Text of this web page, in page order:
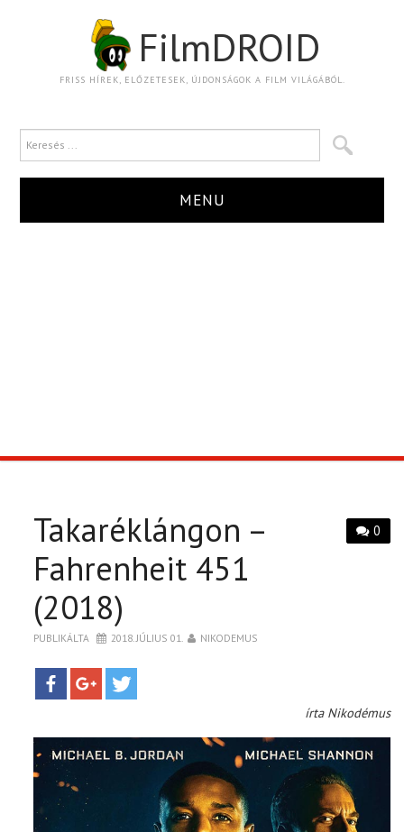
FilmDROID
FRISS HÍREK, ELŐZETESEK, ÚJDONSÁGOK A FILM VILÁGÁBÓL.
MENU
PÓLÓ RENDELÉS
0
Takaréklángon –
Fahrenheit 451
(2018)
PUBLIKÁLTA 2018. JÚLIUS 01. NIKODEMUS
írta Nikodémus